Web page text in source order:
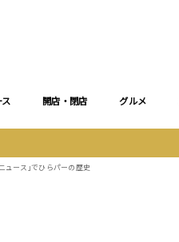
開店・閉店 グルメ
ュース｣でひらパーの歴史